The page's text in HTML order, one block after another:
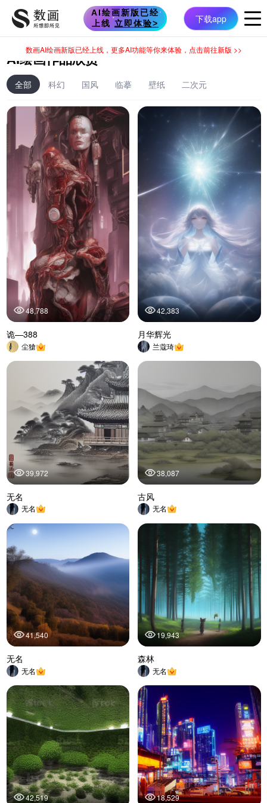
AI绘画作品欣赏
全部 科幻 国风 临摹 壁纸 二次元
48,788
诡—388
尘獊
39,972
无名
无名
41,540
无名
无名
42,519
42,383
月华辉光
兰蔻琦
38,087
古风
无名
19,943
森林
无名
18,529